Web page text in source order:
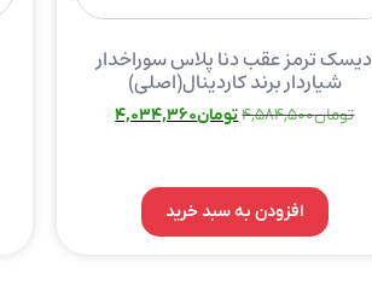
دیسک ترمز عقب دنا پلاس سوراخدار
شیاردار برند کاردینال(اصلی)
تومان4,584,500 تومان4,034,360
افزودن به سبد خرید